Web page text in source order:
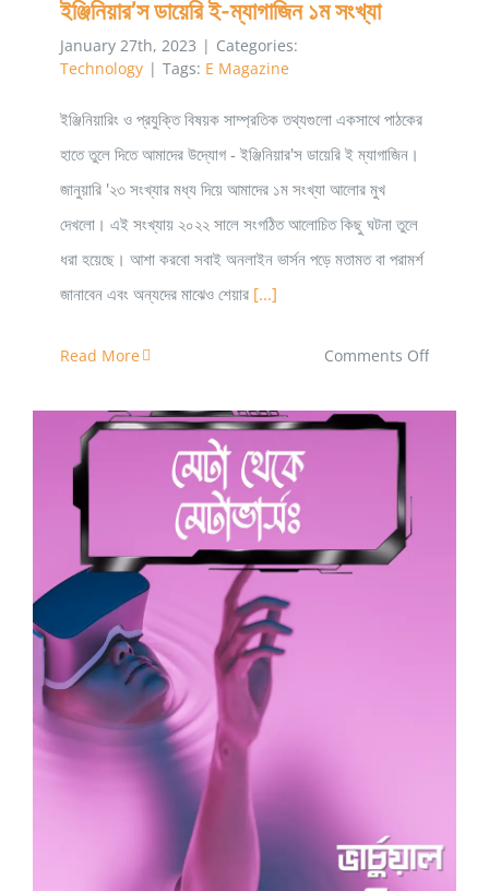
ইঞ্জিনিয়ার’স ডায়েরি ই-ম্যাগাজিন ১ম সংখ্যা
January 27th, 2023 | Categories:
Technology | Tags: E Magazine
ইঞ্জিনিয়ারিং ও প্রযুক্তি বিষয়ক সাম্প্রতিক তথ্যগুলো একসাথে পাঠকের
হাতে তুলে দিতে আমাদের উদ্যোগ - ইঞ্জিনিয়ার'স ডায়েরি ই ম্যাগাজিন।
জানুয়ারি '২৩ সংখ্যার মধ্য দিয়ে আমাদের ১ম সংখ্যা আলোর মুখ
দেখলো। এই সংখ্যায় ২০২২ সালে সংগঠিত আলোচিত কিছু ঘটনা তুলে
ধরা হয়েছে। আশা করবো সবাই অনলাইন ভার্সন পড়ে মতামত বা পরামর্শ
জানাবেন এবং অন্যদের মাঝেও শেয়ার [...]
Read More Comments Offon
মেটা থেকে মেটাভার্সঃ ভার্চুয়াল দুনিয়ায় বাস্তবতা